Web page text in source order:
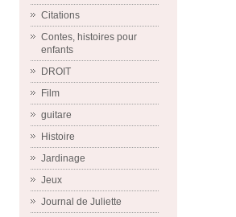
Citations
Contes, histoires pour
enfants
DROIT
Film
guitare
Histoire
Jardinage
Jeux
Journal de Juliette